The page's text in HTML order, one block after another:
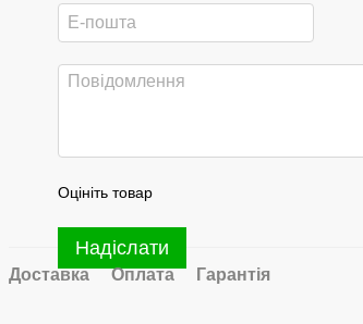
Оцініть товар
Надіслати
Доставка Оплата Гарантія